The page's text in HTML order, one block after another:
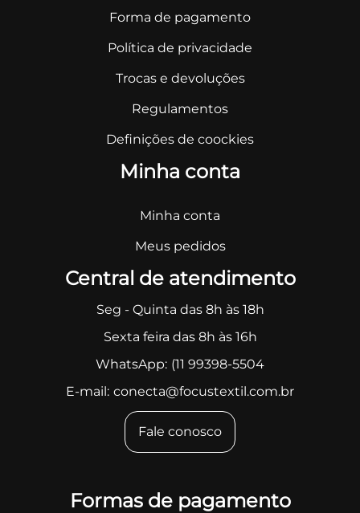
Forma de pagamento
Política de privacidade
Trocas e devoluções
Regulamentos
Definições de coockies
Minha conta
Minha conta
Meus pedidos
Central de atendimento
Seg - Quinta das 8h às 18h
Sexta feira das 8h às 16h
WhatsApp: (11 99398-5504
E-mail: conecta@focustextil.com.br
Fale conosco
Formas de pagamento